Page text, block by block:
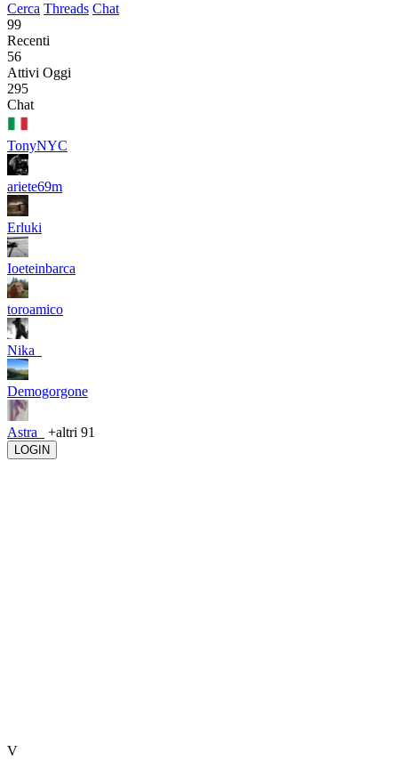
Cerca Threads Chat
99
Recenti
56
Attivi Oggi
295
Chat
TonyNYC
ariete69m
Erluki
Ioeteinbarca
toroamico
Nika_
Demogorgone
Astra_ +altri 91
LOGIN
V